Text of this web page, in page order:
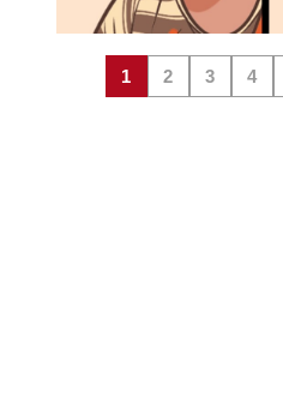
1 2 3 4